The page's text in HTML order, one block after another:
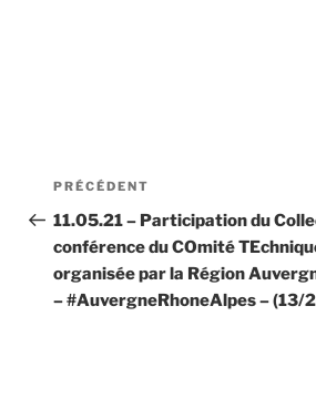
Navigation
de
l’article
Article
précédent
PRÉCÉDENT
11.05.21 – Participation du
conférence du COmité
organisée par la Région
– #AuvergneRhoneAlpes – (13/